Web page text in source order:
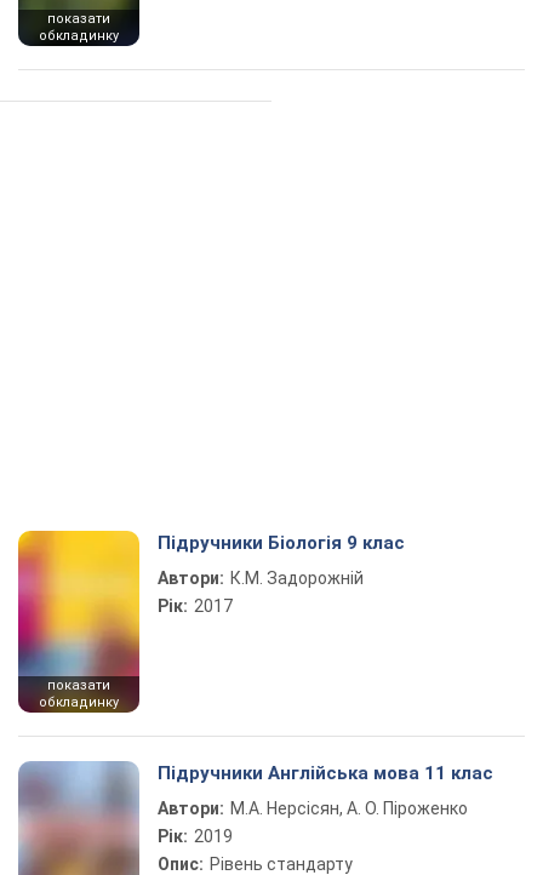
показати
обкладинку
показати
обкладинку
Підручники Біологія 9 клас
Автори: К.М. Задорожній
Рік: 2017
Підручники Англійська мова 11 клас
Автори: М.А. Нерсісян, А. О. Піроженко
Рік: 2019
Опис: Рівень стандарту